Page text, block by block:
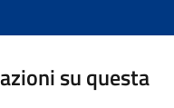
su questa